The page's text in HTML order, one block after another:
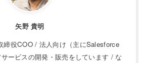
矢野 貴明
締役COO / 法人向け（主にSalesforce
ービスの開発・販売をしています / な